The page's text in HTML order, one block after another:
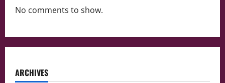
No comments to show.
ARCHIVES